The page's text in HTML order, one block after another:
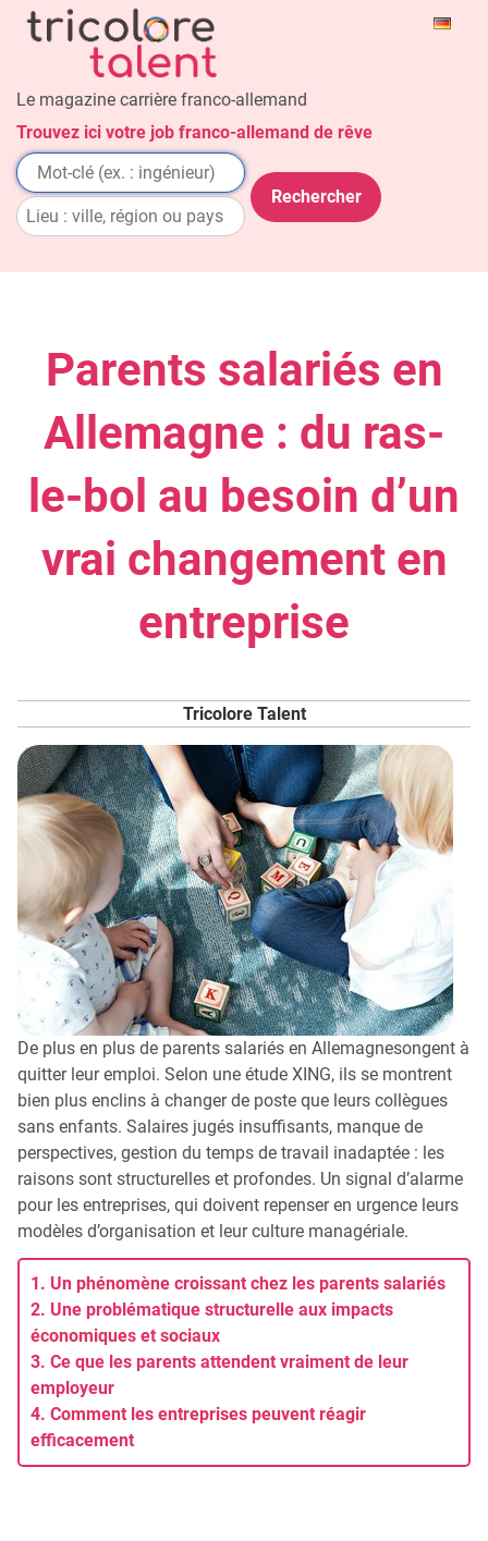
Le magazine carrière franco-allemand
Trouvez ici votre job franco-allemand de rêve
Parents salariés en
Allemagne : du ras-
le-bol au besoin d’un
vrai changement en
entreprise
Tricolore Talent
De plus en plus de parents salariés en Allemagnesongent à
quitter leur emploi. Selon une étude XING, ils se montrent
bien plus enclins à changer de poste que leurs collègues
sans enfants. Salaires jugés insuffisants, manque de
perspectives, gestion du temps de travail inadaptée : les
raisons sont structurelles et profondes. Un signal d’alarme
pour les entreprises, qui doivent repenser en urgence leurs
modèles d’organisation et leur culture managériale.
1. Un phénomène croissant chez les parents salariés
2. Une problématique structurelle aux impacts
économiques et sociaux
3. Ce que les parents attendent vraiment de leur
employeur
4. Comment les entreprises peuvent réagir
efficacement